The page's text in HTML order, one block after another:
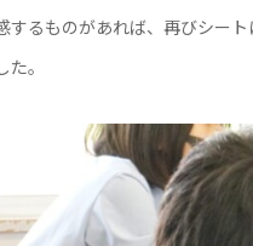
するものがあれば、再びシー
。